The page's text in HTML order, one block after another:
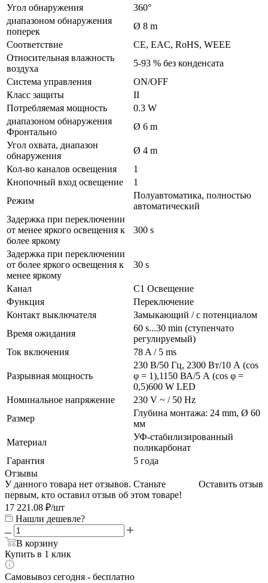
Угол обнаружения
360°
диапазоном обнаружения
поперек
Ø 8 m
Соответствие
CE, EAC, RoHS, WEEE
Относительная влажность
воздуха
5-93 % без конденсата
Система управления
ON/OFF
Класс защиты
II
Потребляемая мощность
0.3 W
диапазоном обнаружения
Фронтально
Ø 6 m
Угол охвата, диапазон
обнаружения
Ø 4 m
Кол-во каналов освещения
1
Кнопочный вход освещение
1
Режим
Полуавтоматика, полностью
автоматический
Задержка при переключении
от менее яркого освещения к
более яркому
300 s
Задержка при переключении
от более яркого освещения к
менее яркому
30 s
Канал
C1 Освещение
Функция
Переключение
Контакт выключателя
Замыкающий / с потенциалом
Время ожидания
60 s...30 min (ступенчато
регулируемый)
Ток включения
78 A / 5 ms
Разрывная мощность
230 В/50 Гц, 2300 Вт/10 А (cos
φ = 1),1150 ВА/5 А (cos φ =
0,5)600 W LED
Номинальное напряжение
230 V ~ / 50 Hz
Размер
Глубина монтажа: 24 mm, Ø 60
мм
Материал
УФ-стабилизированный
поликарбонат
Гарантия
5 года
Отзывы
Оставить отзыв
У данного товара нет отзывов. Станьте
первым, кто оставил отзыв об этом товаре!
17 221.08 ₽/шт
Нашли дешевле?
В корзину
Купить в 1 клик
Самовывоз сегодня - бесплатно